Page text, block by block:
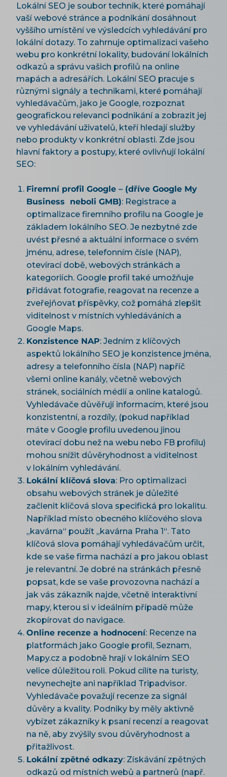
Lokální SEO je soubor technik, které pomáhají
vaší webové stránce a podnikání dosáhnout
vyššího umístění ve výsledcích vyhledávání pro
lokální dotazy. To zahrnuje optimalizaci vašeho
webu pro konkrétní lokality, budování lokálních
odkazů a správu vašich profilů na online
mapách a adresářích. Lokální SEO pracuje s
různými signály a technikami, které pomáhají
vyhledávačům, jako je Google, rozpoznat
geografickou relevanci podnikání a zobrazit jej
ve vyhledávání uživatelů, kteří hledají služby
nebo produkty v konkrétní oblasti. Zde jsou
hlavní faktory a postupy, které ovlivňují lokální
SEO:
Firemní profil Google – (dříve Google My
Business neboli GMB): Registrace a
optimalizace firemního profilu na Google je
základem lokálního SEO. Je nezbytné zde
uvést přesné a aktuální informace o svém
jménu, adrese, telefonním čísle (NAP),
otevírací době, webových stránkách a
kategoriích. Google profil také umožňuje
přidávat fotografie, reagovat na recenze a
zveřejňovat příspěvky, což pomáhá zlepšit
viditelnost v místních vyhledáváních a
Google Maps.
Konzistence NAP: Jedním z klíčových
aspektů lokálního SEO je konzistence jména,
adresy a telefonního čísla (NAP) napříč
všemi online kanály, včetně webových
stránek, sociálních médií a online katalogů.
Vyhledávače důvěřují informacím, které jsou
konzistentní, a rozdíly, (pokud například
máte v Google profilu uvedenou jinou
otevírací dobu než na webu nebo FB profilu)
mohou snížit důvěryhodnost a viditelnost
v lokálním vyhledávání.
Lokální klíčová slova: Pro optimalizaci
obsahu webových stránek je důležité
začlenit klíčová slova specifická pro lokalitu.
Například místo obecného klíčového slova
„kavárna“ použít „kavárna Praha 1“. Tato
klíčová slova pomáhají vyhledávačům určit,
kde se vaše firma nachází a pro jakou oblast
je relevantní. Je dobré na stránkách přesně
popsat, kde se vaše provozovna nachází a
jak vás zákazník najde, včetně interaktivní
mapy, kterou si v ideálním případě může
zkopírovat do navigace.
Online recenze a hodnocení: Recenze na
platformách jako Google profil, Seznam,
Mapy.cz a podobně hrají v lokálním SEO
velice důležitou roli. Pokud cílíte na turisty,
nevynechejte ani například Tripadvisor.
Vyhledávače považují recenze za signál
důvěry a kvality. Podniky by měly aktivně
vybízet zákazníky k psaní recenzí a reagovat
na ně, aby zvýšily svou důvěryhodnost a
přitažlivost.
Lokální zpětné odkazy: Získávání zpětných
odkazů od místních webů a partnerů (např.